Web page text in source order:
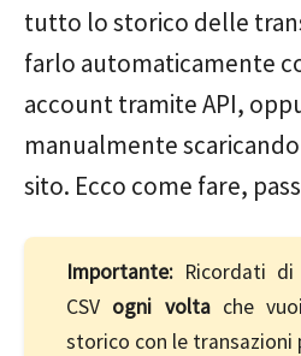
tutto lo storico delle
farlo automaticamente
account tramite API,
manualmente scaricando
sito. Ecco come fare,
Importante: Ricordati
CSV ogni voltache
storico con le transazioni